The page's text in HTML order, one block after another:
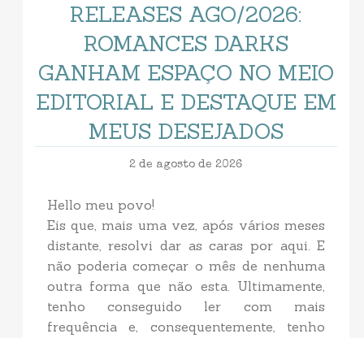
RELEASES AGO/2026:
ROMANCES DARKS
GANHAM ESPAÇO NO MEIO
EDITORIAL E DESTAQUE EM
MEUS DESEJADOS
2 de agosto de 2026
Hello meu povo!
Eis que, mais uma vez, após vários meses
distante, resolvi dar as caras por aqui. E
não poderia começar o mês de nenhuma
outra forma que não esta. Ultimamente,
tenho conseguido ler com mais
frequência e, consequentemente, tenho